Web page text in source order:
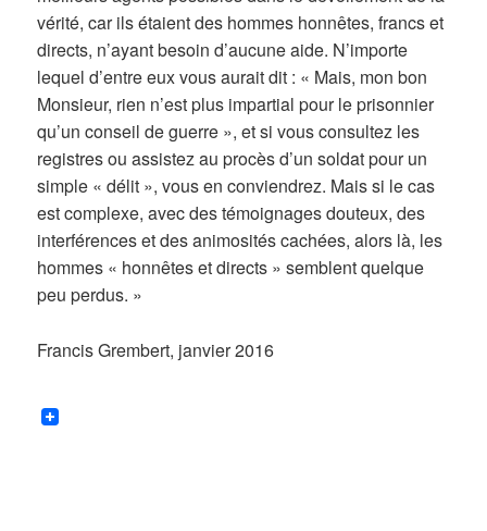
vérité, car ils étaient des hommes honnêtes, francs et
directs, n’ayant besoin d’aucune aide. N’importe
lequel d’entre eux vous aurait dit : « Mais, mon bon
Monsieur, rien n’est plus impartial pour le prisonnier
qu’un conseil de guerre », et si vous consultez les
registres ou assistez au procès d’un soldat pour un
simple « délit », vous en conviendrez. Mais si le cas
est complexe, avec des témoignages douteux, des
interférences et des animosités cachées, alors là, les
hommes « honnêtes et directs » semblent quelque
peu perdus. »
Francis Grembert, janvier 2016